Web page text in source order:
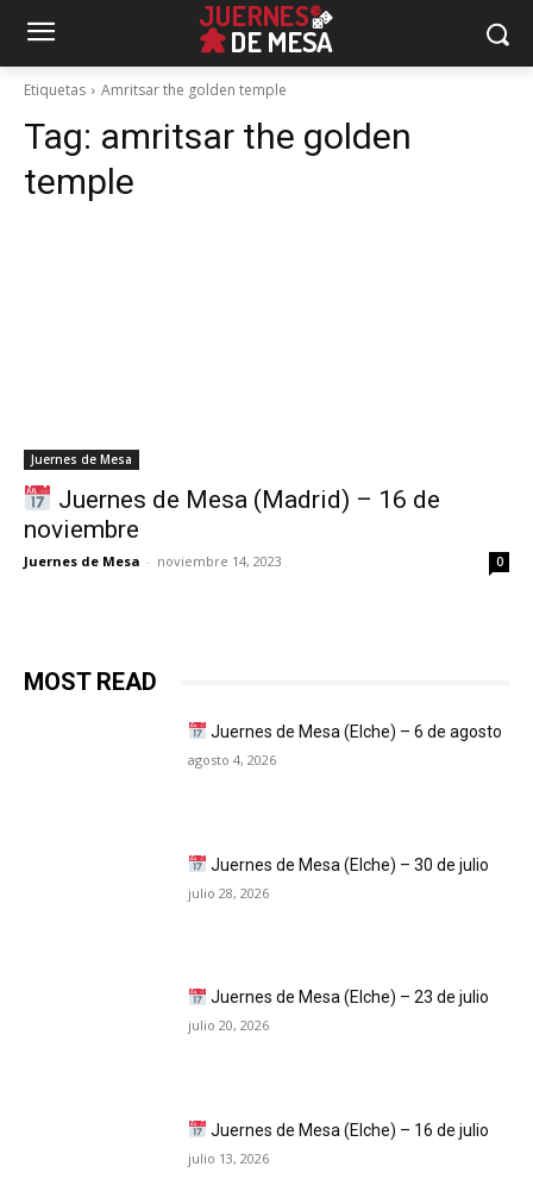
Etiquetas Amritsar the golden temple
Tag: amritsar the golden
temple
Juernes de Mesa
Juernes de Mesa (Madrid) – 16 de
noviembre
Juernes de Mesa - noviembre 14, 2023 0
MOST READ
Juernes de Mesa (Elche) – 6 de agosto
agosto 4, 2026
Juernes de Mesa (Elche) – 30 de julio
julio 28, 2026
Juernes de Mesa (Elche) – 23 de julio
julio 20, 2026
Juernes de Mesa (Elche) – 16 de julio
julio 13, 2026